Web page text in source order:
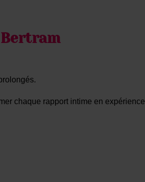
Bertram
chaque rapport intime en expérience